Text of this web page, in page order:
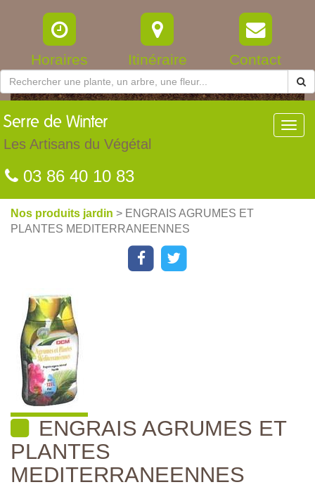
Horaires Itinéraire Contact
Serre de Winter
Les Artisans du Végétal
03 86 40 10 83
Nos produits jardin > ENGRAIS AGRUMES ET
PLANTES MEDITERRANEENNES
ENGRAIS AGRUMES ET
PLANTES
MEDITERRANEENNES